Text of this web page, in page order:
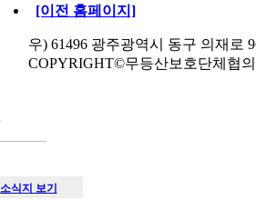
소식지 보기
[이전 홈페이지]
우) 61496 광주광역시 동구 의재로
COPYRIGHT©무등산보호단체협의